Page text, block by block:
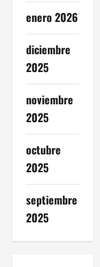
enero 2026
diciembre
2025
noviembre
2025
octubre
2025
septiembre
2025